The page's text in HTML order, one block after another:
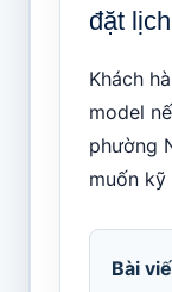
đặt
Khách
model
phường
muốn kỹ
Bài